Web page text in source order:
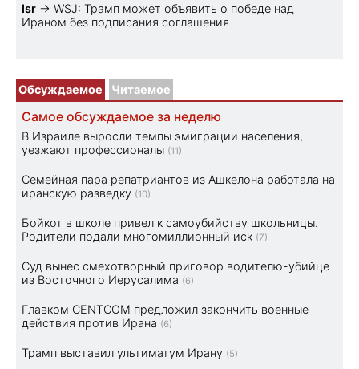
Isr → WSJ: Трамп может объявить о победе над
Ираном без подписания соглашения
Обсуждаемое Читаемое
Самое обсуждаемое за неделю
В Израиле выросли темпы эмиграции населения,
уезжают профессионалы (11)
Семейная пара репатриантов из Ашкелона работала на
иранскую разведку (10)
Бойкот в школе привел к самоубийству школьницы.
Родители подали многомиллионный иск (7)
Суд вынес смехотворный приговор водителю-убийце
из Восточного Иерусалима (6)
Главком CENTCOM предложил закончить военные
действия против Ирана (6)
Трамп выставил ультиматум Ирану (5)